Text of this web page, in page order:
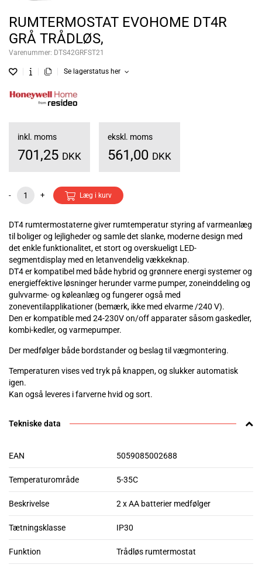
RUMTERMOSTAT EVOHOME DT4R
GRÅ TRÅDLØS,
Varenummer: DTS42GRFST21
Se lagerstatus her
inkl. moms
701,25 DKK
ekskl. moms
561,00 DKK
- + Læg i kurv
DT4 rumtermostaterne giver rumtemperatur styring af varmeanlæg
til boliger og lejligheder og samle det slanke, moderne design med
det enkle funktionalitet, et stort og overskueligt LED-
segmentdisplay med en letanvendelig vækkeknap.
DT4 er kompatibel med både hybrid og grønnere energi systemer og
energieffektive løsninger herunder varme pumper, zoneinddeling og
gulvvarme- og køleanlæg og fungerer også med
zoneventilapplikationer (bemærk, ikke med elvarme /240 V).
Den er kompatible med 24-230V on/off apparater såsom gaskedler,
kombi-kedler, og varmepumper.
Der medfølger både bordstander og beslag til vægmontering.
Temperaturen vises ved tryk på knappen, og slukker automatisk
igen.
Kan også leveres i farverne hvid og sort.
Tekniske data
EAN 5059085002688
Temperaturområde 5-35C
Beskrivelse 2 x AA batterier medfølger
Tætningsklasse IP30
Funktion Trådløs rumtermostat